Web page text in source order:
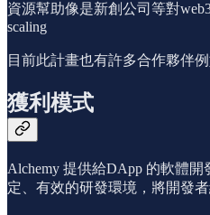
資源幫助像是新創公司等對
scaling
目前此計畫也有許多合作夥伴例
獲利模式
Alchemy 提供給DApp 的軟體
定、有效的研發環境，將開發